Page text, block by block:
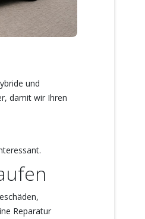
und
damit wir Ihren
Reparatur